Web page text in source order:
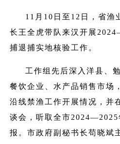
11月10日至12日，省渔
长王全虎带队来汉开展
捕退捕实地核验工作。
工作组先后深入洋县、
餐饮企业、水产品销售市场
沿线禁渔工作开展情况，并
谈会，听取全市2024—2025
报。市政府副秘书长苟晓斌